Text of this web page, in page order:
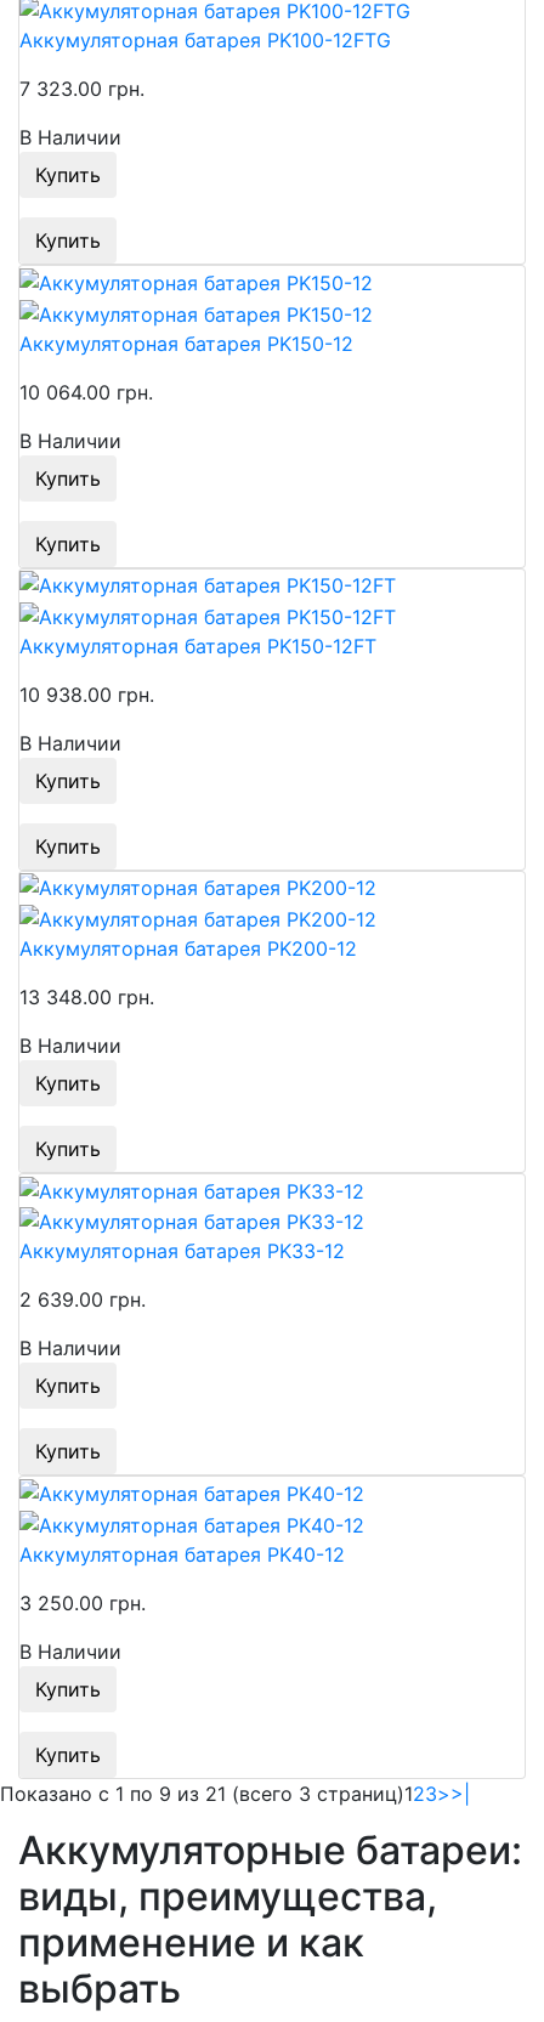
Аккумуляторная батарея PK100-12FTG
7 323.00 грн.
В Наличии
Купить
Купить
Аккумуляторная батарея PK150-12
10 064.00 грн.
В Наличии
Купить
Купить
Аккумуляторная батарея PK150-12FT
10 938.00 грн.
В Наличии
Купить
Купить
Аккумуляторная батарея PK200-12
13 348.00 грн.
В Наличии
Купить
Купить
Аккумуляторная батарея PK33-12
2 639.00 грн.
В Наличии
Купить
Купить
Аккумуляторная батарея PK40-12
3 250.00 грн.
В Наличии
Купить
Купить
Показано с 1 по 9 из 21 (всего 3 страниц)123>>|
Аккумуляторные батареи:
виды, преимущества,
применение и как
выбрать